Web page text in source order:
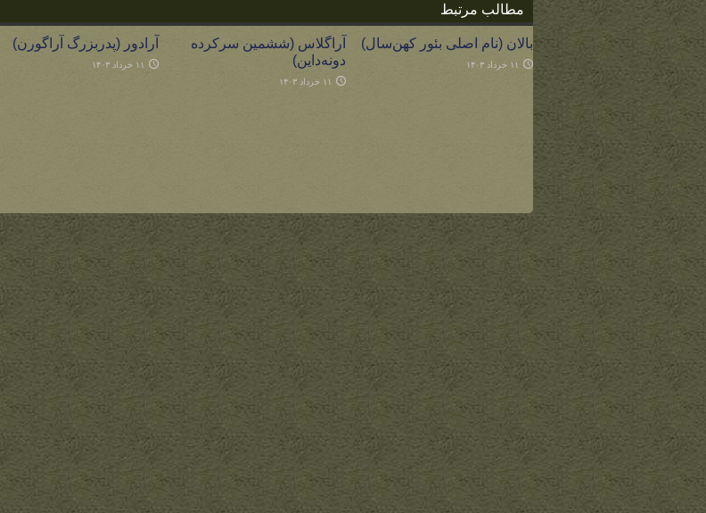
مطالب مرتبط
بالان (نام اصلی بئور کهن‌سال)
۱۱ خرداد ۱۴۰۳
آراگلاس (ششمین سرکرده
دونه‌داین)
۱۱ خرداد ۱۴۰۳
آرادور (پدربزرگ آراگورن)
۱۱ خرداد ۱۴۰۳